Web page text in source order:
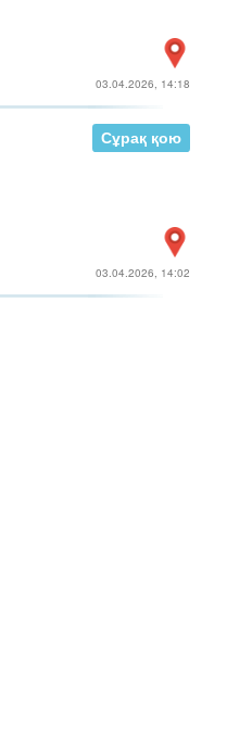
03.04.2026, 14:18
Сұрақ қою
03.04.2026, 14:02